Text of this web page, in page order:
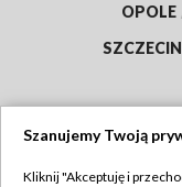
OPOLE
SZCZECIN
Szanujemy Twoją
Kliknij "Akceptuję i